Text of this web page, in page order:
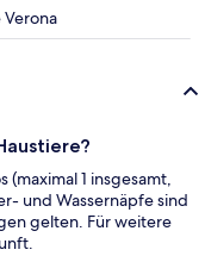
Verona
(maximal 1 insgesamt,
und Wassernäpfe sind
gelten. Für weitere